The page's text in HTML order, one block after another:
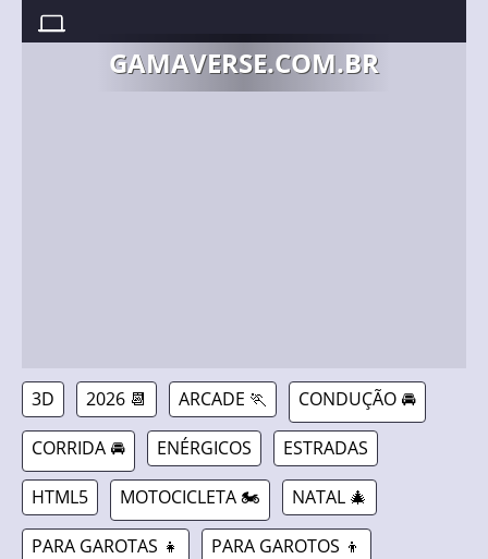
GAMAVERSE.COM.BR
COLDER BLOOD //
3D 2026 📆 ARCADE 🏃 CONDUÇÃO 🚘
CORRIDA 🚘 ENÉRGICOS ESTRADAS
HTML5 MOTOCICLETA 🏍️ NATAL 🎄
PARA GAROTAS 👧
PARA GAROTOS 👦